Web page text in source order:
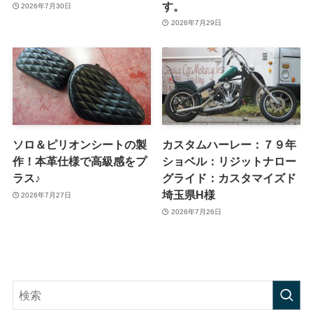
2026年7月30日
す。
2026年7月29日
ソロ＆ピリオンシートの製
作！本革仕様で高級感をプ
ラス♪
2026年7月27日
カスタムハーレー：７９年
ショベル：リジットナロー
グライド：カスタマイズド
埼玉県H様
2026年7月26日